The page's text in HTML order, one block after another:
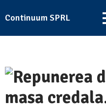
Continuum SPRL